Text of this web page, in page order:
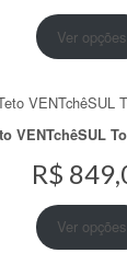
Ver opções
VENTchêSUL
R$
Ver opções